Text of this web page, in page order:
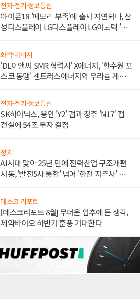
전자·전기·정보통신
아이폰18 '메모리 부족'에 출시 지연되나, 삼
성디스플레이 LG디스플레이 LG이노텍 '탈
화학·에너지
'DL이앤씨 SMR 협력사' X에너지, '한수원 포
스코 동맹' 센트러스에너지와 우라늄 계약
전자·전기·정보통신
SK하이닉스, 용인 'Y2' 팹과 청주 'M17' 팹
건설에 54조 투자 결정
정치
AI시대 맞아 25년 만에 전력산업 구조개편
시동, '발전5사 통합' 넘어 '한전 지주사' 재편
데스크 리포트
[데스크리포트 8월] 무더운 입추에 든 생각,
제약바이오 하반기 훈풍 기대한다